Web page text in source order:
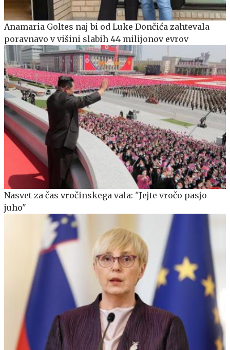
Anamaria Goltes naj bi od Luke Dončića zahtevala
poravnavo v višini slabih 44 milijonov evrov
Nasvet za čas vročinskega vala: "Jejte vročo pasjo
juho"